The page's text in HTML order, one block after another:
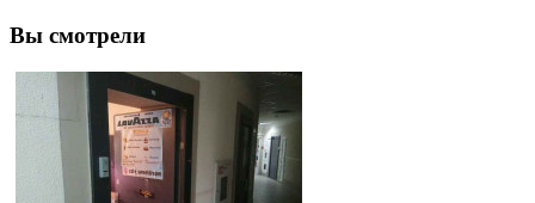
Вы смотрели